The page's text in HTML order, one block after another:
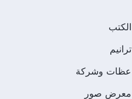
الكتب
ترانيم
عظات وشركة
معرض صور